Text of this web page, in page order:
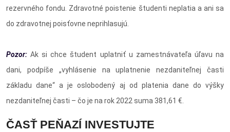
rezervného fondu. Zdravotné poistenie študenti neplatia a ani sa
do zdravotnej poisťovne neprihlasujú.
Pozor: Ak si chce študent uplatniť u zamestnávateľa úľavu na
dani, podpíše „vyhlásenie na uplatnenie nezdaniteľnej časti
základu dane“ a je oslobodený aj od platenia dane do výšky
nezdaniteľnej časti – čo je na rok 2022 suma 381,61 €.
ČASŤ PEŇAZÍ INVESTUJTE